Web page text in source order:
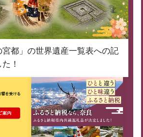
宮都」の世界遺産一覧表への記
！